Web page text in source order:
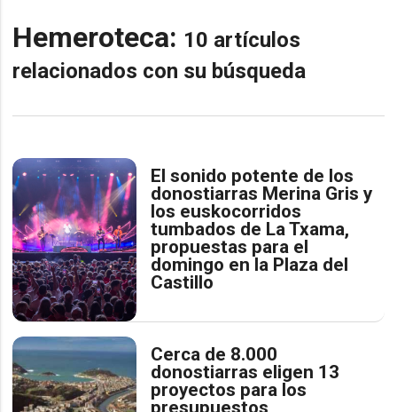
Hemeroteca: 10 artículos
relacionados con su búsqueda
El sonido potente de los
donostiarras Merina Gris y
los euskocorridos
tumbados de La Txama,
propuestas para el
domingo en la Plaza del
Castillo
Cerca de 8.000
donostiarras eligen 13
proyectos para los
presupuestos